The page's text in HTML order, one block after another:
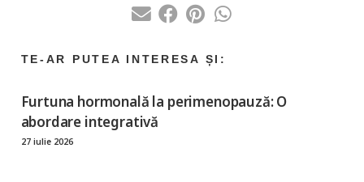
Furtuna hormonală la perimenopauză: O
abordare integrativă
27 iulie 2026